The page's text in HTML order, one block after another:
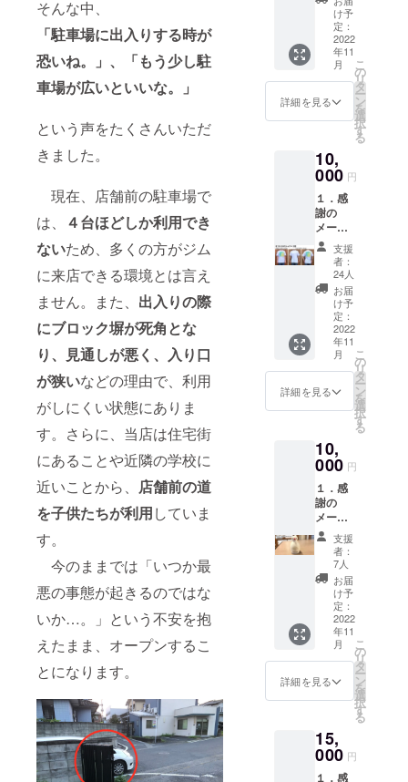
そんな中、
「駐車場に出入りする時が
恐いね。」、「もう少し駐
車場が広いといいな。」
という声をたくさんいただ
きました。
現在、店舗前の駐車場で
は、
４台ほどしか利用でき
ないため、多くの方がジム
に来店できる環境とは言え
ません。また、 出入りの際
にブロック塀が死角とな
り、見通しが悪く、入り口
が狭いなどの理由で、利用
がしにくい状態にありま
す。さらに、当店は住宅街
にあることや近隣の学校に
近いことから、 店舗前の道
を子供たちが利用していま
す。
今のままでは「いつか最
悪の事態が起きるのではな
いか…。」という不安を抱
えたまま、オープンするこ
とになります。
ロゴプ
リント
面：フ
ロント
orバッ
ク 色：
白、ネ
イ
をリ
ターン
とさせ
ていた
だきま
す。 ※
リター
ンの店
舗受け
取りに
ご協力
くださ
い。 ※
リター
ンの郵
送を希
望され
欄にお
名前、
号、住
所をご
記入く
ださ
い。
け予
定：
2022
年11
月
詳細を見る
こ
の
リ
タ
ー
ン
を
選
択
す
る
10,
000 円
１．感
謝の
メール
２．オ
リジナ
ルTシャ
ツ2枚
ロゴプ
リント
面：フ
ロント
orバッ
ク 色：
白、ネ
イ
をリ
ターン
とさせ
ていた
だきま
す。 ※
リター
ンの店
舗受け
取りに
ご協力
くださ
い。 ※
リター
ンの郵
送を希
望され
欄にお
名前、
支援
者：
24人
お届
け予
定：
2022
年11
月
詳細を見る
こ
の
リ
タ
ー
ン
を
選
択
す
る
10,
000 円
１．感
謝の
メール
２．現
代こけ
し作家
大野雄
哉さん
に作っ
ていた
だい
た、手
のひら
サイズ
のラン
ジナル
こけし
(高
支援
者：
7人
お届
け予
定：
2022
年11
月
詳細を見る
こ
の
リ
タ
ー
ン
を
選
択
す
る
15,
000 円
１．感